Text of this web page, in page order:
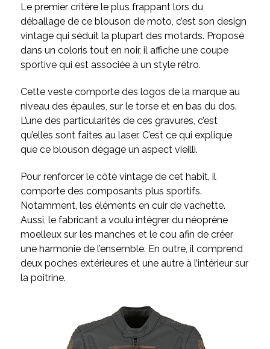
Le premier critère le plus frappant lors du
déballage de ce blouson de moto, c’est son design
vintage qui séduit la plupart des motards. Proposé
dans un coloris tout en noir, il affiche une coupe
sportive qui est associée à un style rétro.
Cette veste comporte des logos de la marque au
niveau des épaules, sur le torse et en bas du dos.
L’une des particularités de ces gravures, c’est
qu’elles sont faites au laser. C’est ce qui explique
que ce blouson dégage un aspect vieilli.
Pour renforcer le côté vintage de cet habit, il
comporte des composants plus sportifs.
Notamment, les éléments en cuir de vachette.
Aussi, le fabricant a voulu intégrer du néoprène
moelleux sur les manches et le cou afin de créer
une harmonie de l’ensemble. En outre, il comprend
deux poches extérieures et une autre à l’intérieur sur
la poitrine.